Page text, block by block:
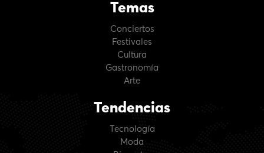
Temas
Conciertos
Festivales
Cultura
Gastronomía
Arte
Tendencias
Tecnología
Moda